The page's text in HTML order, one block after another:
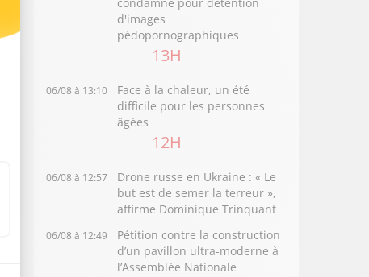
d'images
pédopornographiques
13H
06/08 à 13:10
Face à la chaleur, un été
difficile pour les personnes
âgées
12H
06/08 à 12:57
Drone russe en Ukraine : « Le
but est de semer la terreur »,
affirme Dominique Trinquant
06/08 à 12:49
Pétition contre la construction
d’un pavillon ultra-moderne à
l’Assemblée Nationale